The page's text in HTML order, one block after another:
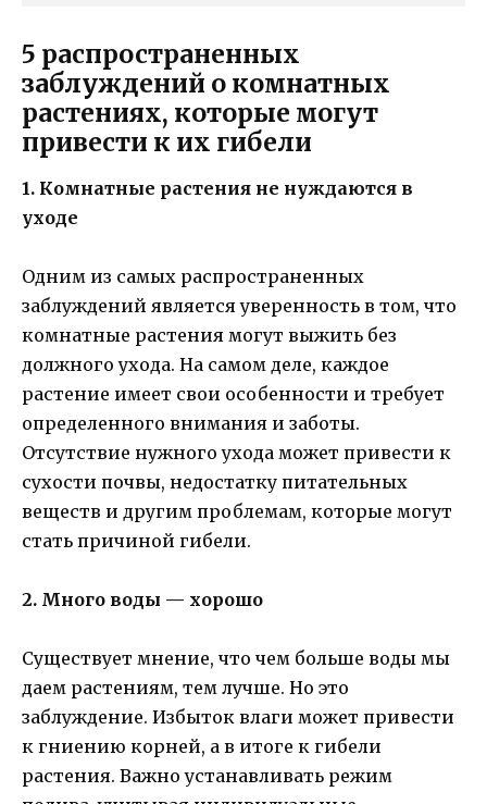
5 распространенных
заблуждений о комнатных
растениях, которые могут
привести к их гибели
1. Комнатные растения не нуждаются в
уходе
Одним из самых распространенных
заблуждений является уверенность в том, что
комнатные растения могут выжить без
должного ухода. На самом деле, каждое
растение имеет свои особенности и требует
определенного внимания и заботы.
Отсутствие нужного ухода может привести к
сухости почвы, недостатку питательных
веществ и другим проблемам, которые могут
стать причиной гибели.
2. Много воды — хорошо
Существует мнение, что чем больше воды мы
даем растениям, тем лучше. Но это
заблуждение. Избыток влаги может привести
к гниению корней, а в итоге к гибели
растения. Важно устанавливать режим